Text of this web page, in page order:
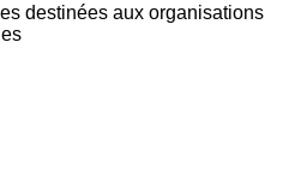
destinées aux organisations